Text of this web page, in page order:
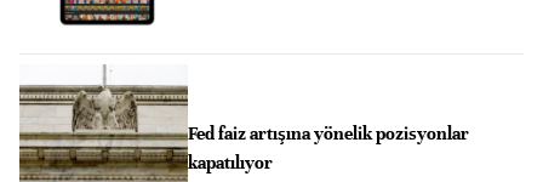
Fed faiz artışına yönelik pozisyonlar
kapatılıyor